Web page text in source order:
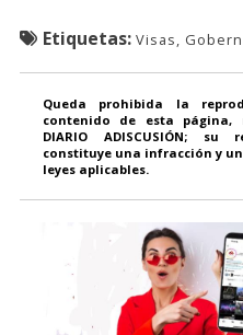
Etiquetas: Visas,
Queda prohibida la
contenido de esta página,
DIARIO ADISCUSIÓN;
constituye una infracción y
leyes aplicables.